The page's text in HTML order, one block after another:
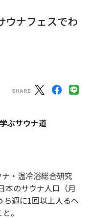
ウナフェスでわ
ぶサウナ道
・温冷浴総合研究
本のサウナ人口（月
ち週に1回以上入るヘ
。